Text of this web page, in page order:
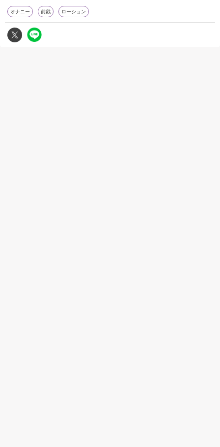
オナニー 前戯 ローション